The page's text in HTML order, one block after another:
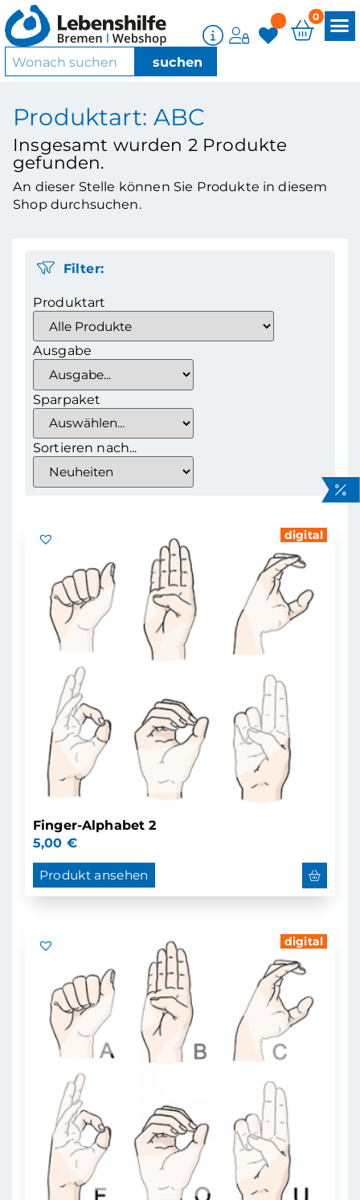
0
Produktart: ABC
Insgesamt wurden 2Produkte
gefunden.
An dieser Stelle können Sie Produkte in diesem
Shop durchsuchen.
Filter:
Produktart
Ausgabe
Sparpaket
Sortieren nach...
digital
Finger-Alphabet 2
5,00 €
Produkt ansehen
digital